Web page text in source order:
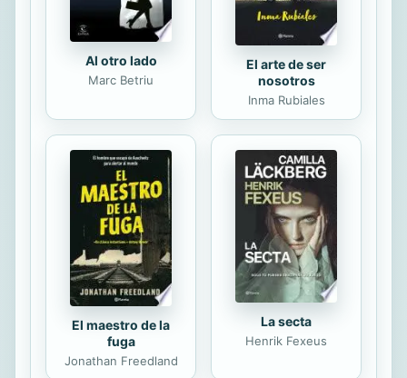
Al otro lado
Marc Betriu
El arte de ser
nosotros
Inma Rubiales
El maestro de la
fuga
Jonathan Freedland
La secta
Henrik Fexeus